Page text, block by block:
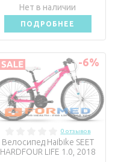
Нет в наличии
ПОДРОБНЕЕ
-6%
0 отзывов
Велосипед Haibike SEET
HARDFOUR LIFE 1.0, 2018